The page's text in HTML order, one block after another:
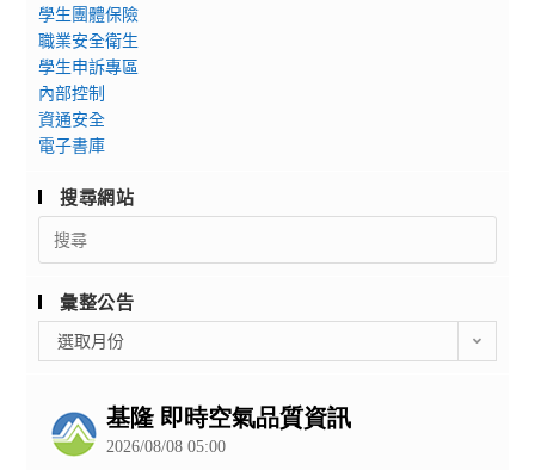
學生團體保險
職業安全衛生
學生申訴專區
內部控制
資通安全
電子書庫
搜尋網站
Search
for:
彙整公告
整
選取月份